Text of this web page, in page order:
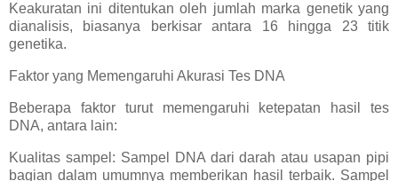
Keakuratan ini ditentukan oleh jumlah marka genetik yang
dianalisis, biasanya berkisar antara 16 hingga 23 titik
genetika.
Faktor yang Memengaruhi Akurasi Tes DNA
Beberapa faktor turut memengaruhi ketepatan hasil tes
DNA, antara lain:
Kualitas sampel: Sampel DNA dari darah atau usapan pipi
bagian dalam umumnya memberikan hasil terbaik. Sampel